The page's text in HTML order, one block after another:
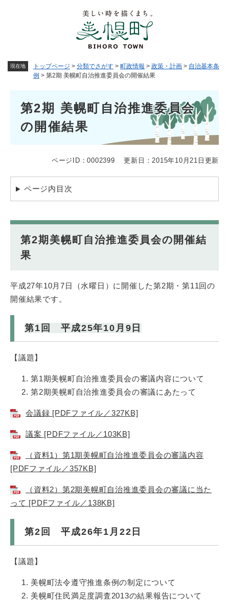
現在地 トップページ > 分類でさがす > 町政情報 > 政策・計画 > 自治基本条
例 > 第2期 美幌町自治推進委員会の開催結果
第2期 美幌町自治推進委員会
の開催結果
ページID：0002399 更新日：2015年10月21日更新
ページ内目次
第2期美幌町自治推進委員会の開催結
果
平成27年10月7日（水曜日）に開催した第2期・第11回の
開催結果です。
第1回 平成25年10月9日
【議題】
第1期美幌町自治推進委員会の審議内容について
第2期美幌町自治推進委員会の審議にあたって
会議録 [PDFファイル／327KB]
議案 [PDFファイル／103KB]
（資料1）第1期美幌町自治推進委員会の審議内容
[PDFファイル／357KB]
（資料2）第2期美幌町自治推進委員会の審議に当た
って [PDFファイル／138KB]
第2回 平成26年1月22日
【議題】
美幌町法令遵守推進条例の制定について
美幌町住民満足度調査2013の結果報告について